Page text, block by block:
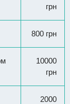
грн
800 грн
10000
грн
2000